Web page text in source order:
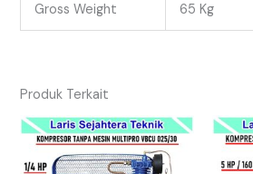
Gross Weight 65 Kg
Produk Terkait